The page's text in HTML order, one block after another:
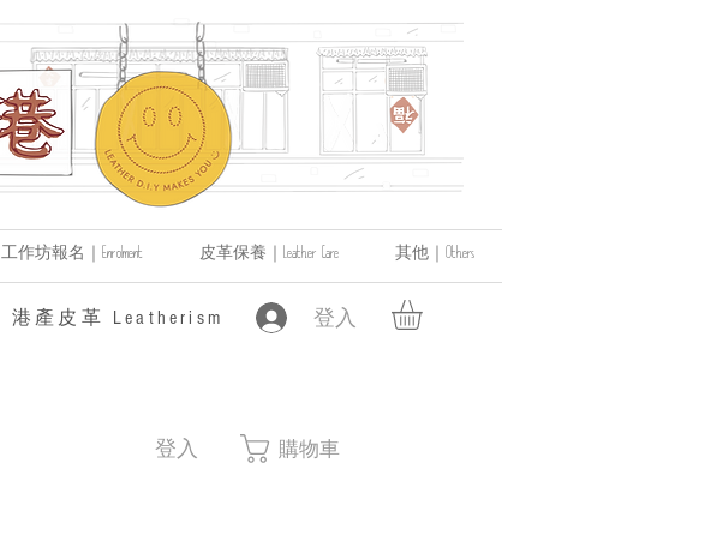
工作坊報名｜Enrolment 皮革保養｜Leather Care 其他｜Others
登入
​港產皮革 Leatherism
登入 購物車